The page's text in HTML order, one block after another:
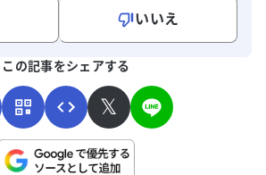
いいえ
この記事をシェアする
𝕏